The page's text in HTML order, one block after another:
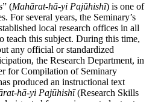
(Mahārat-hā-yi Pajūhishī) is one of
For several years, the Seminary’s
local research offices in all
teach this subject. During this time,
any official or standardized
the Research Department, in
for Compilation of Seminary
produced an instructional text
hā-yi Pajūhishī(Research Skills